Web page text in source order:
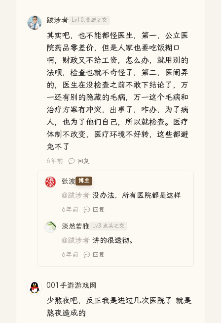
跋涉者 Lv10.莫逆之交
其实吧，也不能都怪医生，第一，公立医
院药品零差价，但是人家也要吃饭糊口
啊，财政又不给工资，怎么办，就用别的
法呗，检查也就不奇怪了，第二，医闹弄
的，医生在没检查之前不敢下结论了，万
一还有别的隐藏的毛病，万一这个毛病和
治疗方案有冲突，出事了，咋办，为了病
人，也为了他们自己，所以就检查。医疗
体制不改变，医疗环境不好转，这些都避
免不了
6年前 回复
张波 博主
@跋涉者 没办法，所有医院都是这样
6年前 回复
淡然若雅 Lv3.点头之交
@跋涉者 讲的很透彻。
6年前 回复
001手游游戏网
少熬夜吧，反正我是进过几次医院了 就是
熬夜造成的